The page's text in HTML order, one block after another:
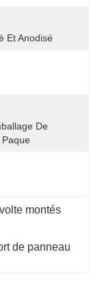
Et Anodisé
De
montés
de panneau